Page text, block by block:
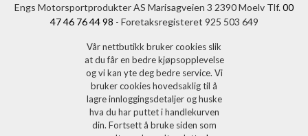
Engs Motorsportprodukter AS Marisagveien 3 2390 Moelv Tlf.00
47 46 76 44 98 - Foretaksregisteret 925 503 649
Vår nettbutikk bruker cookies slik
at du får en bedre kjøpsopplevelse
og vi kan yte deg bedre service. Vi
bruker cookies hovedsaklig til å
lagre innloggingsdetaljer og huske
hva du har puttet i handlekurven
din. Fortsett å bruke siden som